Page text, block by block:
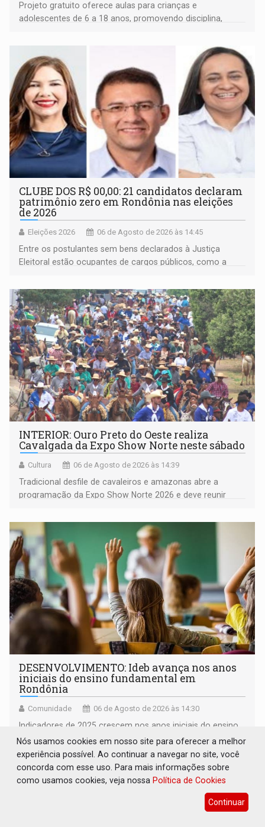
Projeto gratuito oferece aulas para crianças e
adolescentes de 6 a 18 anos, promovendo disciplina,
CLUBE DOS R$ 00,00: 21 candidatos declaram
patrimônio zero em Rondônia nas eleições
de 2026
Eleições 2026 06 de Agosto de 2026 às 14:45
Entre os postulantes sem bens declarados à Justiça
Eleitoral estão ocupantes de cargos públicos, como a
Pedro Geovar (PP) e a vice-prefeita Magna dos Anjos
(NOVO)
INTERIOR: Ouro Preto do Oeste realiza
Cavalgada da Expo Show Norte neste sábado
Cultura 06 de Agosto de 2026 às 14:39
Tradicional desfile de cavaleiros e amazonas abre a
programação da Expo Show Norte 2026 e deve reunir
DESENVOLVIMENTO: Ideb avança nos anos
iniciais do ensino fundamental em
Rondônia
Comunidade 06 de Agosto de 2026 às 14:30
Indicadores de 2025 crescem nos anos iniciais do ensino
fundamental e se mantêm nos anos finais; e no ensino
médio
Nós usamos cookies em nosso site para oferecer a melhor
experiência possível. Ao continuar a navegar no site, você
concorda com esse uso. Para mais informações sobre
como usamos cookies, veja nossa Política de Cookies
Continuar